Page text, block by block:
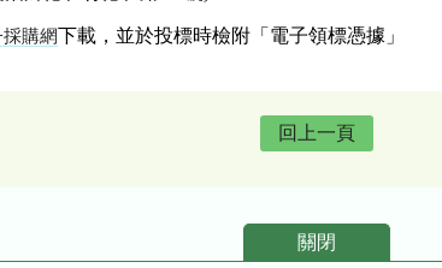
購網下載，並於投標時檢附「電子領標憑據」
回上一頁
關閉